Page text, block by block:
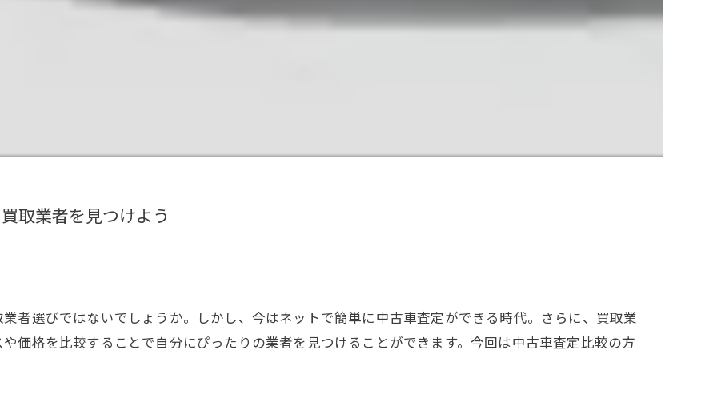
取業者を見つけよう
者選びではないでしょうか。しかし、今はネットで簡単に中古車査定ができる時代。さらに、買取業
価格を比較することで自分にぴったりの業者を見つけることができます。今回は中古車査定比較の方